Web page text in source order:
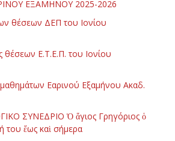
ΕΞΑΜΗΝΟΥ 2025-2026
θέσεων ΔΕΠ του Ιονίου
Ε.Τ.Ε.Π. του Ιονίου
Εαρινού Εξαμήνου Ακαδ.
ΣΥΝΕΔΡΙΟ Ὁ ἅγιος Γρηγόριος ὁ
του ἕως καὶ σήμερα